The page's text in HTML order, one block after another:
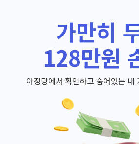
가만히
128만원
아정당에서 확인하고 숨어있는 내